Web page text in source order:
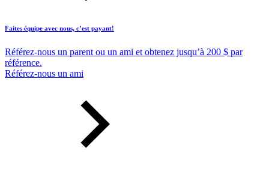
Faites équipe avec nous, c’est payant!
Référez-nous un parent ou un ami et obtenez jusqu’à 200 $ par
référence.
Référez-nous un ami